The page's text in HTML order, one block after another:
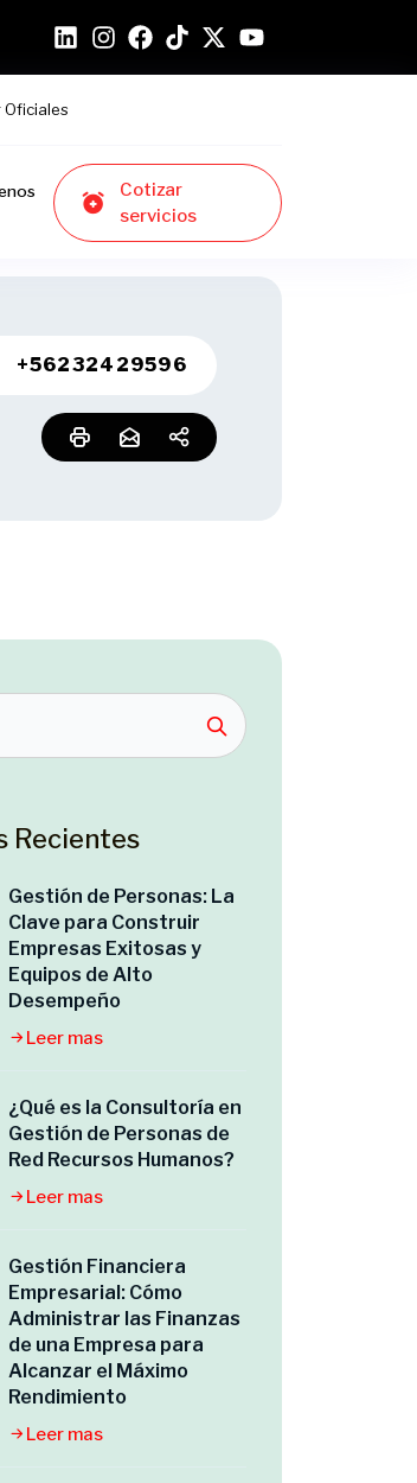
Cotizar
servicios
+56232429596
Recientes
Gestión de Personas: La
Clave para Construir
Empresas Exitosas y
Equipos de Alto
Desempeño
Leer mas
¿Qué es la Consultoría en
Gestión de Personas de
Red Recursos Humanos?
Leer mas
Gestión Financiera
Empresarial: Cómo
Administrar las Finanzas
de una Empresa para
Alcanzar el Máximo
Rendimiento
Leer mas